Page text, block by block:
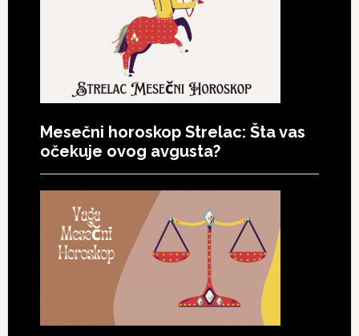
Mesečni horoskop Strelac: Šta vas
očekuje ovog avgusta?